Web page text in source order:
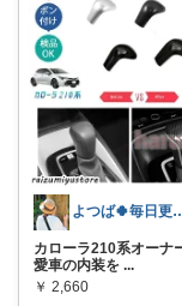
よつば🍀
カローラ210系オーナ
愛車の内装を ...
￥ 2,660